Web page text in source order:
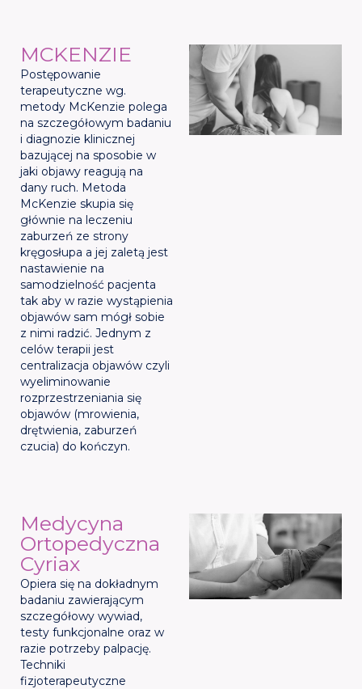
MCKENZIE
Postępowanie
terapeutyczne wg.
metody McKenzie polega
na szczegółowym badaniu
i diagnozie klinicznej
bazującej na sposobie w
jaki objawy reagują na
dany ruch. Metoda
McKenzie skupia się
głównie na leczeniu
zaburzeń ze strony
kręgosłupa a jej zaletą jest
nastawienie na
samodzielność pacjenta
tak aby w razie wystąpienia
objawów sam mógł sobie
z nimi radzić. Jednym z
celów terapii jest
centralizacja objawów czyli
wyeliminowanie
rozprzestrzeniania się
objawów (mrowienia,
drętwienia, zaburzeń
czucia) do kończyn.
Medycyna
Ortopedyczna
Cyriax
Opiera się na dokładnym
badaniu zawierającym
szczegółowy wywiad,
testy funkcjonalne oraz w
razie potrzeby palpację.
Techniki
fizjoterapeutyczne